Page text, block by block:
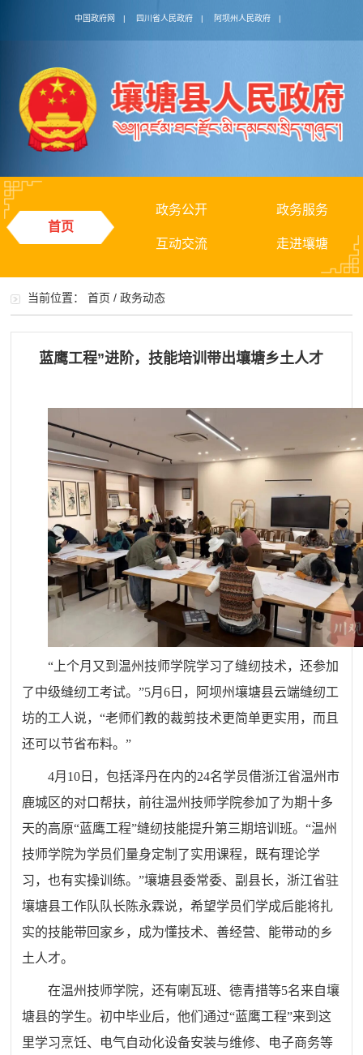
中国政府网 | 四川省人民政府 | 阿坝州人民政府 |
首页
政务公开 政务服务
互动交流 走进壤塘
当前位置：首页 /政务动态
蓝鹰工程”进阶，技能培训带出壤塘乡土人才
“上个月又到温州技师学院学习了缝纫技术，还参加
了中级缝纫工考试。”5月6日，阿坝州壤塘县云端缝纫工
坊的工人说，“老师们教的裁剪技术更简单更实用，而且
还可以节省布料。”
4月10日，包括泽丹在内的24名学员借浙江省温州市
鹿城区的对口帮扶，前往温州技师学院参加了为期十多
天的高原“蓝鹰工程”缝纫技能提升第三期培训班。“温州
技师学院为学员们量身定制了实用课程，既有理论学
习，也有实操训练。”壤塘县委常委、副县长，浙江省驻
壤塘县工作队队长陈永霖说，希望学员们学成后能将扎
实的技能带回家乡，成为懂技术、善经营、能带动的乡
土人才。
在温州技师学院，还有喇瓦班、德青措等5名来自壤
塘县的学生。初中毕业后，他们通过“蓝鹰工程”来到这
里学习烹饪、电气自动化设备安装与维修、电子商务等